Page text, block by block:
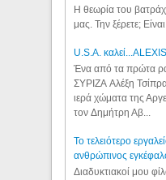
Η θεωρία του
μας. Την ξέρετε;
U.S.A.
Ένα από τα πρώτα
ΣΥΡΙΖΑ Αλέξη
ιερά χώματα της
τον Δημήτρη Αβ...
Το τελειότερο
ανθρώπινος
Διαδυκτιακοί μου